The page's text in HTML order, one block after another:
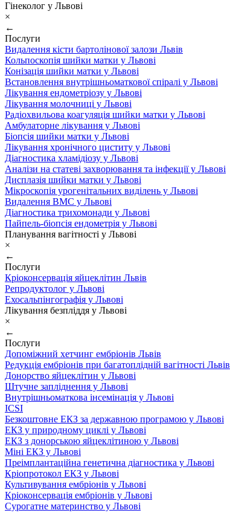
Гінеколог у Львові
×
←
Послуги
Видалення кісти бартолінової залози Львів
Кольпоскопія шийки матки у Львові
Конізація шийки матки у Львові
Встановлення внутрішньоматкової спіралі у Львові
Лікування ендометріозу у Львові
Лікування молочниці у Львові
Радіохвильова коагуляція шийки матки у Львові
Амбулаторне лікування у Львові
Біопсія шийки матки у Львові
Лікування хронічного циститу у Львові
Діагностика хламідіозу у Львові
Аналізи на статеві захворювання та інфекції у Львові
Дисплазія шийки матки у Львові
Мікроскопія урогенітальних виділень у Львові
Видалення ВМС у Львові
Діагностика трихомонади у Львові
Пайпель-біопсія ендометрія у Львові
Планування вагітності у Львові
×
←
Послуги
Кріоконсервація яйцеклітин Львів
Репродуктолог у Львові
Ехосальпінгографія у Львові
Лікування безпліддя у Львові
×
←
Послуги
Допоміжний хетчинг ембріонів Львів
Редукція ембріонів при багатоплідній вагітності Львів
Донорство яйцеклітин у Львові
Штучне запліднення у Львові
Внутрішньоматкова інсемінація у Львові
ICSI
Безкоштовне ЕКЗ за державною програмою у Львові
ЕКЗ у природному циклі у Львові
ЕКЗ з донорською яйцеклітиною у Львові
Міні ЕКЗ у Львові
Преімплантаційна генетична діагностика у Львові
Кріопротокол ЕКЗ у Львові
Культивування ембріонів у Львові
Кріоконсервація ембріонів у Львові
Сурогатне материнство у Львові